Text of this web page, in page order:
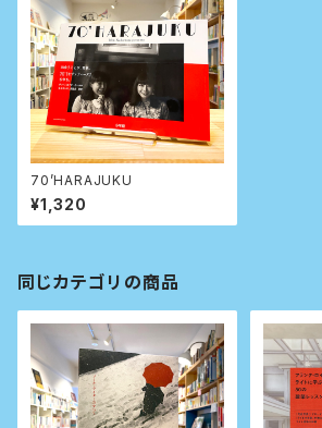
70’HARAJUKU
¥1,320
同じカテゴリの商品